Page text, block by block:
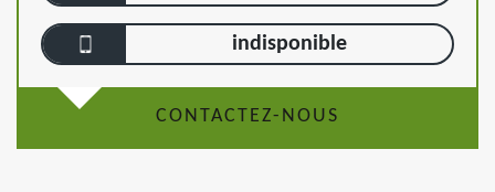
indisponible
CONTACTEZ-NOUS